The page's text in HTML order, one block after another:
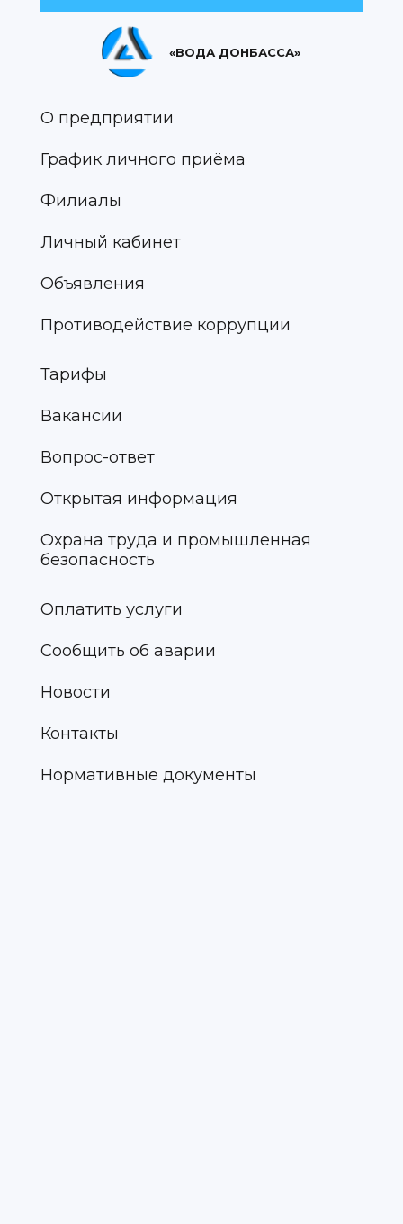
«ВОДА ДОНБАССА»
О предприятии
График личного приёма
Филиалы
Личный кабинет
Объявления
Противодействие коррупции
Тарифы
Вакансии
Вопрос-ответ
Открытая информация
Охрана труда и промышленная
безопасность
Оплатить услуги
Сообщить об аварии
Новости
Контакты
Нормативные документы